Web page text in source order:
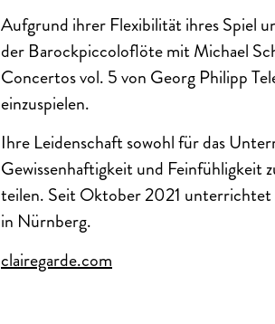
Aufgrund ihrer Flexibilität ihres Spiel
der Barockpiccoloflöte mit Michael
Concertos vol. 5 von Georg Philipp
einzuspielen.
Ihre Leidenschaft sowohl für das
Gewissenhaftigkeit und Feinfühligkeit
teilen. Seit Oktober 2021 unterrichtet
in Nürnberg.
clairegarde.com